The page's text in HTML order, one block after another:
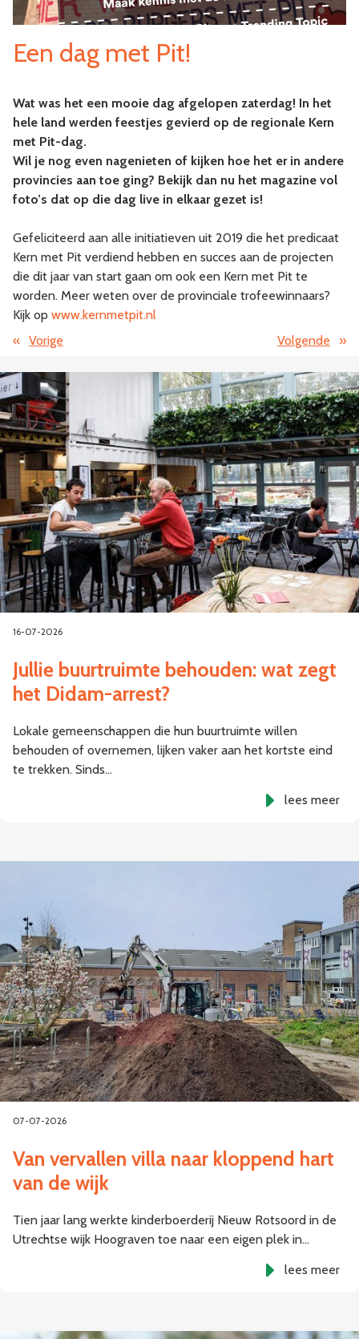
Een dag met Pit!
Wat was het een mooie dag afgelopen zaterdag! In het
hele land werden feestjes gevierd op de regionale Kern
met Pit-dag.
Wil je nog even nagenieten of kijken hoe het er in andere
provincies aan toe ging? Bekijk dan nu het magazine vol
foto’s dat op die dag live in elkaar gezet is!
Gefeliciteerd aan alle initiatieven uit 2019 die het predicaat
Kern met Pit verdiend hebben en succes aan de projecten
die dit jaar van start gaan om ook een Kern met Pit te
worden. Meer weten over de provinciale trofeewinnaars?
Kijk op www.kernmetpit.nl
« Vorige Volgende »
16-07-2026
Jullie buurtruimte behouden: wat zegt
het Didam-arrest?
Lokale gemeenschappen die hun buurtruimte willen
behouden of overnemen, lijken vaker aan het kortste eind
te trekken. Sinds…
lees meer
07-07-2026
Van vervallen villa naar kloppend hart
van de wijk
Tien jaar lang werkte kinderboerderij Nieuw Rotsoord in de
Utrechtse wijk Hoograven toe naar een eigen plek in…
lees meer